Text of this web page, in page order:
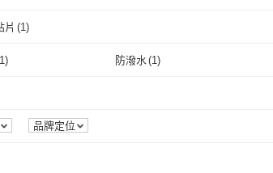
八方米
片 (1)
貼片
1) 防潑水 (1)
(1 品牌定位